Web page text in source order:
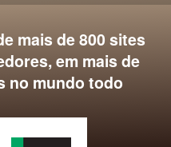
mais de 800 sites
em mais de
no mundo todo